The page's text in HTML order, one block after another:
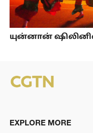
யுன்னான்
EXPLORE MORE